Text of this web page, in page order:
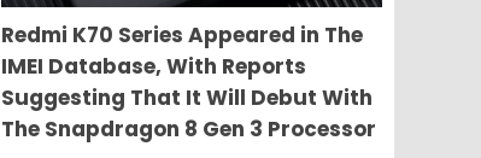
Redmi K70 Series Appeared in The
IMEI Database, With Reports
Suggesting That It Will Debut With
The Snapdragon 8 Gen 3 Processor